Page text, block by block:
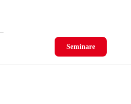
Seminare